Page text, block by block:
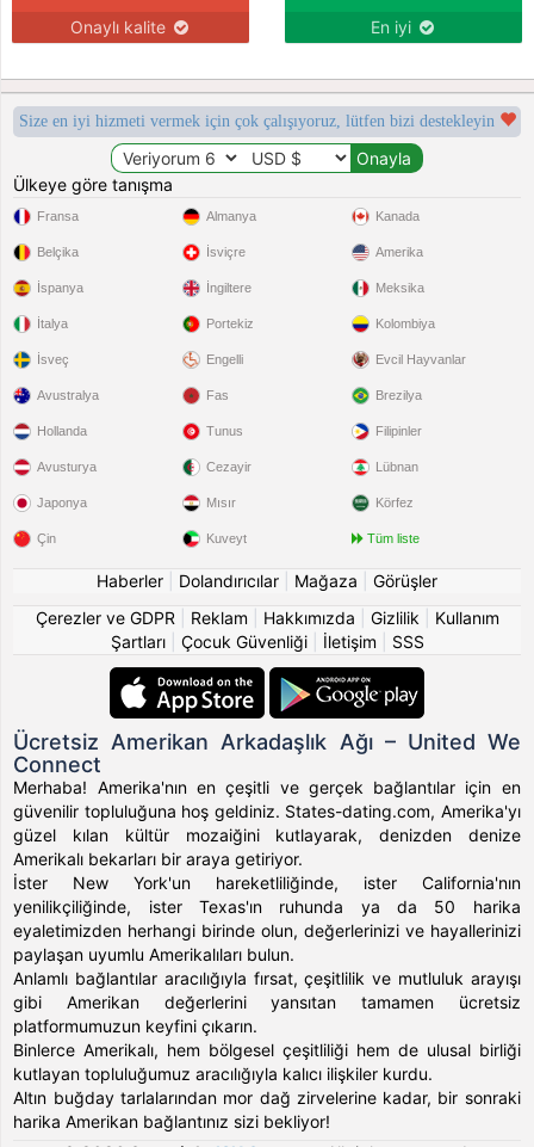
Onaylı kalite En iyi
Size en iyi hizmeti vermek için çok çalışıyoruz, lütfen bizi destekleyin
Ülkeye göre tanışma
Fransa
Belçika
İspanya
İtalya
İsveç
Almanya
İsviçre
İngiltere
Portekiz
Engelli
Kanada
Amerika
Meksika
Kolombiya
Evcil Hayvanlar
Avustralya
Hollanda
Avusturya
Japonya
Çin
Fas
Tunus
Cezayir
Mısır
Kuveyt
Brezilya
Filipinler
Lübnan
Körfez
Tüm liste
Haberler Dolandırıcılar Mağaza
Görüşler
Çerezler ve GDPR
Reklam Hakkımızda Gizlilik
Kullanım
Şartları| Çocuk Güvenliği| İletişim SSS
Ücretsiz Amerikan Arkadaşlık Ağı – United We
Connect
Merhaba! Amerika'nın en çeşitli ve gerçek bağlantılar için en
güvenilir topluluğuna hoş geldiniz. States-dating.com, Amerika'yı
güzel kılan kültür mozaiğini kutlayarak, denizden denize
Amerikalı bekarları bir araya getiriyor.
İster New York'un hareketliliğinde, ister California'nın
yenilikçiliğinde, ister Texas'ın ruhunda ya da 50 harika
eyaletimizden herhangi birinde olun, değerlerinizi ve hayallerinizi
paylaşan uyumlu Amerikalıları bulun.
Anlamlı bağlantılar aracılığıyla fırsat, çeşitlilik ve mutluluk arayışı
gibi Amerikan değerlerini yansıtan tamamen ücretsiz
platformumuzun keyfini çıkarın.
Binlerce Amerikalı, hem bölgesel çeşitliliği hem de ulusal birliği
kutlayan topluluğumuz aracılığıyla kalıcı ilişkiler kurdu.
Altın buğday tarlalarından mor dağ zirvelerine kadar, bir sonraki
harika Amerikan bağlantınız sizi bekliyor!